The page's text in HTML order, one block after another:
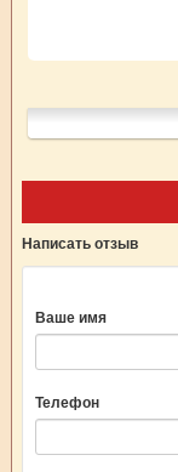
Написать отзыв
Ваше имя
Телефон